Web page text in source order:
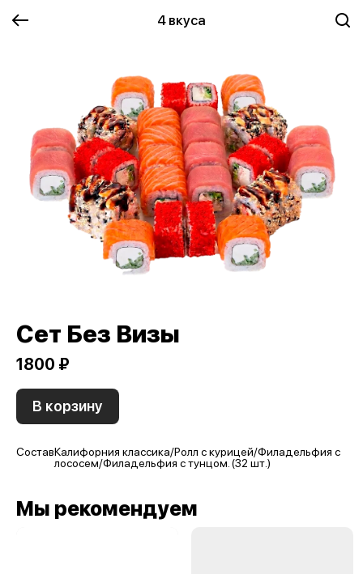
4 вкуса
Сет Без Визы
1800 ₽
В корзину
СоставКалифорния классика/Ролл с курицей/Филадельфия с
лососем/Филадельфия с тунцом. (32 шт.)
Мы рекомендуем